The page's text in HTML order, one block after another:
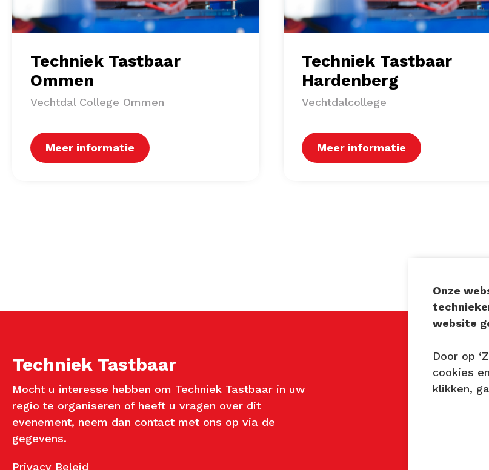
Techniek Tastbaar
Ommen
Vechtdal College Ommen
Meer informatie
Techniek Tastbaar
Hardenberg
Vechtdalcollege
Meer informatie
Techniek Tastbaar
Mocht u interesse hebben om Techniek Tastbaar in uw
regio te organiseren of heeft u vragen over dit
evenement, neem dan contact met ons op via de
gegevens.
Privacy Beleid
John van
Onze
website
Door op
cookies
klikken,